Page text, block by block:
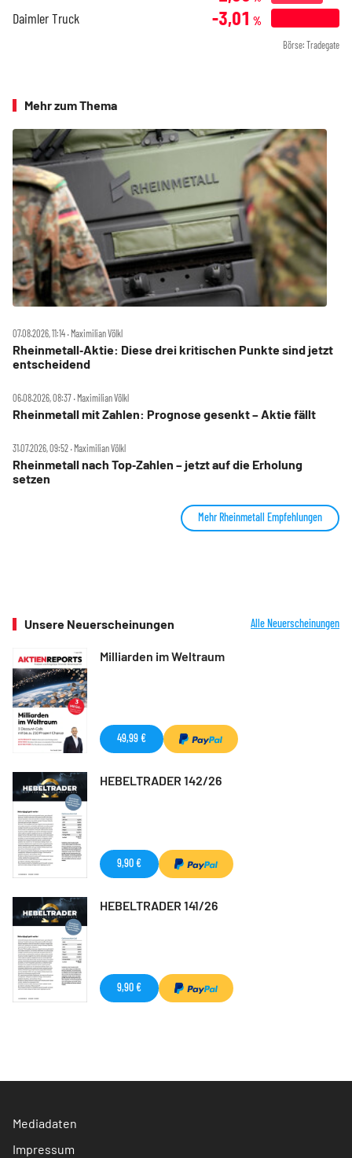
Daimler Truck -3,01 %
Börse: Tradegate
Mehr zum Thema
07.08.2026, 11:14 ‧ Maximilian Völkl
Rheinmetall‑Aktie: Diese drei kritischen Punkte sind jetzt
entscheidend
06.08.2026, 08:37 ‧ Maximilian Völkl
Rheinmetall mit Zahlen: Prognose gesenkt – Aktie fällt
31.07.2026, 09:52 ‧ Maximilian Völkl
Rheinmetall nach Top‑Zahlen – jetzt auf die Erholung
setzen
Mehr Rheinmetall Empfehlungen
Unsere Neuerscheinungen Alle Neuerscheinungen
Milliarden im Weltraum
49,99 €
HEBELTRADER 142/26
9,90 €
HEBELTRADER 141/26
9,90 €
Mediadaten
Impressum